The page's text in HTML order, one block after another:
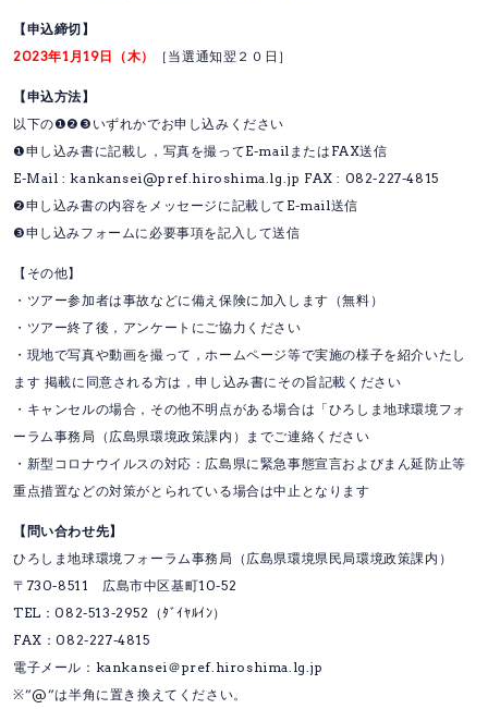
【申込締切】
2023年1月19日（木）
［当選通知翌２０日］
【申込方法】
以下の❶❷❸いずれかでお申し込みください
❶申し込み書に記載し，写真を撮ってE-mailまたはFAX送信
E-Mail : kankansei@pref.hiroshima.lg.jp FAX : 082-227-4815
❷申し込み書の内容をメッセージに記載してE-mail送信
❸申し込みフォームに必要事項を記入して送信
【その他】
・ツアー参加者は事故などに備え保険に加入します（無料）
・ツアー終了後，アンケートにご協力ください
・現地で写真や動画を撮って，ホームページ等で実施の様子を紹介いたし
ます 掲載に同意される方は，申し込み書にその旨記載ください
・キャンセルの場合，その他不明点がある場合は「ひろしま地球環境フォ
ーラム事務局（広島県環境政策課内）までご連絡ください
・新型コロナウイルスの対応：広島県に緊急事態宣言およびまん延防止等
重点措置などの対策がとられている場合は中止となります
【問い合わせ先】
ひろしま地球環境フォーラム事務局（広島県環境県民局環境政策課内）
〒730-8511 広島市中区基町10-52
TEL：082-513-2952（ﾀﾞｲﾔﾙｲﾝ）
FAX：082-227-4815
電子メール：kankansei＠pref.hiroshima.lg.jp
※”@”は半角に置き換えてください。